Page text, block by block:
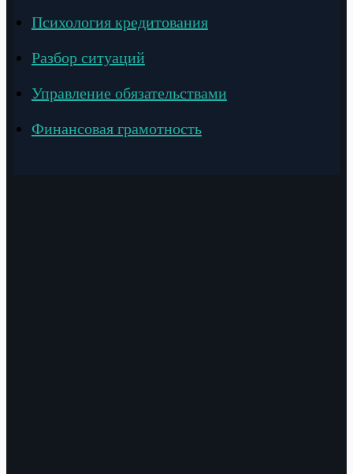
Психология кредитования
Разбор ситуаций
Управление обязательствами
Финансовая грамотность